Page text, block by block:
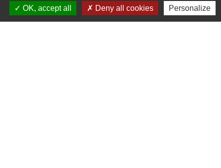
OK, accept all
Deny all cookies Personalize